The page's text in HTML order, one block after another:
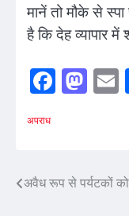
मानें तो मौके से
है कि देह व्यापार में
अपराध
Post
अवैध रूप से पर्यटकों को